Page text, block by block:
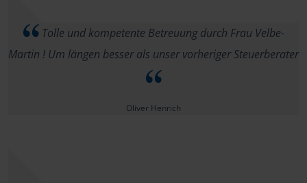
Tolle und kompetente Betreuung durch Frau Velbe-
Martin ! Um längen besser als unser vorheriger Steuerberater
Oliver Henrich